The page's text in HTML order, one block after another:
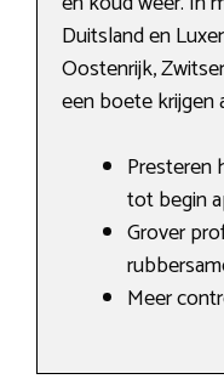
Duitsland en
Oostenrijk,
een boete krijgen
Presteren
tot begin
Grover
Meer